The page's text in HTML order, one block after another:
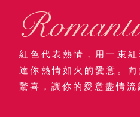
紅色代表熱情，用一束
達你熱情如火的愛意。
驚喜，讓你的愛意盡情流